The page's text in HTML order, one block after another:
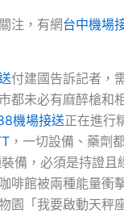
注，有網台中機場
付建國告訴記者，
都未必有麻醉槍和
機場接送正在進行
，一切設備、藥劑
備，必須是持證
啡館被兩種能量衝
園「我要啟動天秤